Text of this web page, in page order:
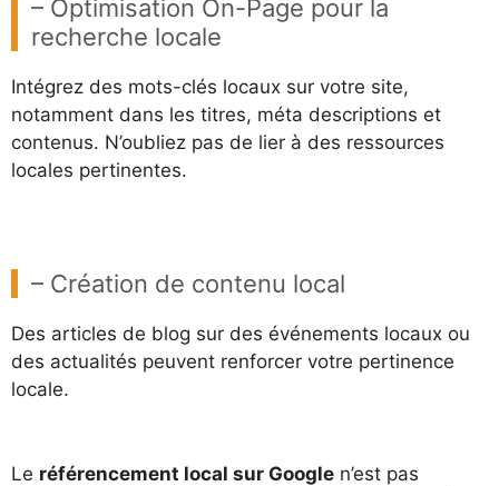
– Optimisation On-Page pour la
recherche locale
Intégrez des mots-clés locaux sur votre site,
notamment dans les titres, méta descriptions et
contenus. N’oubliez pas de lier à des ressources
locales pertinentes.
– Création de contenu local
Des articles de blog sur des événements locaux ou
des actualités peuvent renforcer votre pertinence
locale.
Le référencement local sur Google n’est pas